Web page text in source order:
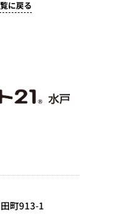
に戻る
町913-1